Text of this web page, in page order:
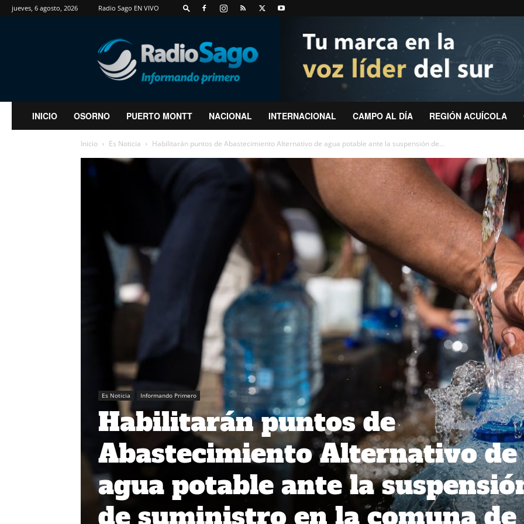
jueves, 6 agosto, 2026 Radio Sago EN VIVO
RadioSago
INICIO OSORNO PUERTO MONTT NACIONAL INTERNACIONAL CAMPO AL DÍA REGIÓN ACUÍCOLA
Inicio Es Noticia Habilitarán puntos de Abastecimiento Alternativo de agua potable ante la suspensión de...
Es Noticia Informando Primero
Habilitarán puntos de
Abastecimiento Alternativo de
agua potable ante la
de suministro en la comuna de